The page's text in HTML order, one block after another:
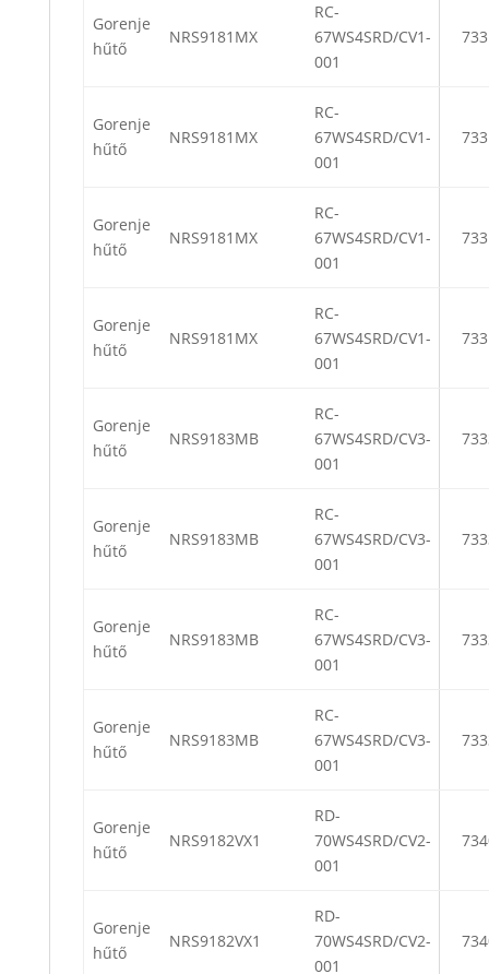
Gorenje
hűtő
NRS9181MX
RC-
67WS4SRD/CV1-
001
Gorenje
hűtő
NRS9181MX
RC-
67WS4SRD/CV1-
001
Gorenje
hűtő
NRS9181MX
RC-
67WS4SRD/CV1-
001
Gorenje
hűtő
NRS9181MX
RC-
67WS4SRD/CV1-
001
Gorenje
hűtő
NRS9183MB
RC-
67WS4SRD/CV3-
001
Gorenje
hűtő
NRS9183MB
RC-
67WS4SRD/CV3-
001
Gorenje
hűtő
NRS9183MB
RC-
67WS4SRD/CV3-
001
Gorenje
hűtő
NRS9183MB
RC-
67WS4SRD/CV3-
001
Gorenje
hűtő
NRS9182VX1
RD-
70WS4SRD/CV2-
001
Gorenje
hűtő
NRS9182VX1
RD-
70WS4SRD/CV2-
001